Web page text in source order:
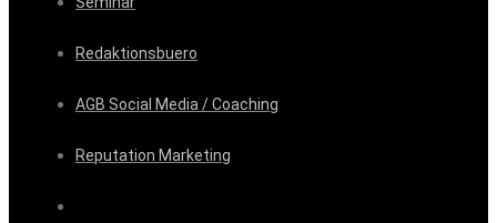
Redaktionsbuero
AGB Social Media / Coaching
Reputation Marketing